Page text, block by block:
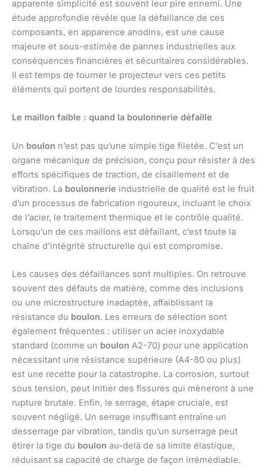
apparente simplicité est souvent leur pire ennemi. Une
étude approfondie révèle que la défaillance de ces
composants, en apparence anodins, est une cause
majeure et sous-estimée de pannes industrielles aux
conséquences financières et sécuritaires considérables.
Il est temps de tourner le projecteur vers ces petits
éléments qui portent de lourdes responsabilités.
Le maillon faible : quand la boulonnerie défaille
Un boulon n’est pas qu’une simple tige filetée. C’est un
organe mécanique de précision, conçu pour résister à des
efforts spécifiques de traction, de cisaillement et de
vibration. La boulonnerie industrielle de qualité est le fruit
d’un processus de fabrication rigoureux, incluant le choix
de l’acier, le traitement thermique et le contrôle qualité.
Lorsqu’un de ces maillons est défaillant, c’est toute la
chaîne d’intégrité structurelle qui est compromise.
Les causes des défaillances sont multiples. On retrouve
souvent des défauts de matière, comme des inclusions
ou une microstructure inadaptée, affaiblissant la
résistance du boulon. Les erreurs de sélection sont
également fréquentes : utiliser un acier inoxydable
standard (comme un boulon A2-70) pour une application
nécessitant une résistance supérieure (A4-80 ou plus)
est une recette pour la catastrophe. La corrosion, surtout
sous tension, peut initier des fissures qui mèneront à une
rupture brutale. Enfin, le serrage, étape cruciale, est
souvent négligé. Un serrage insuffisant entraîne un
desserrage par vibration, tandis qu’un surserrage peut
étirer la tige du boulon au-delà de sa limite élastique,
réduisant sa capacité de charge de façon irrémédiable.